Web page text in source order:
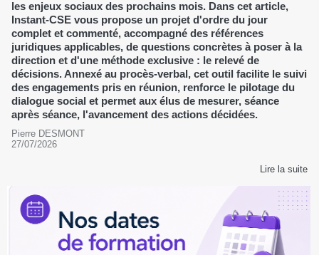
les enjeux sociaux des prochains mois. Dans cet article,
Instant-CSE vous propose un projet d'ordre du jour
complet et commenté, accompagné des références
juridiques applicables, de questions concrètes à poser à la
direction et d'une méthode exclusive : le relevé de
décisions. Annexé au procès-verbal, cet outil facilite le suivi
des engagements pris en réunion, renforce le pilotage du
dialogue social et permet aux élus de mesurer, séance
après séance, l'avancement des actions décidées.
Pierre DESMONT
27/07/2026
Lire la suite